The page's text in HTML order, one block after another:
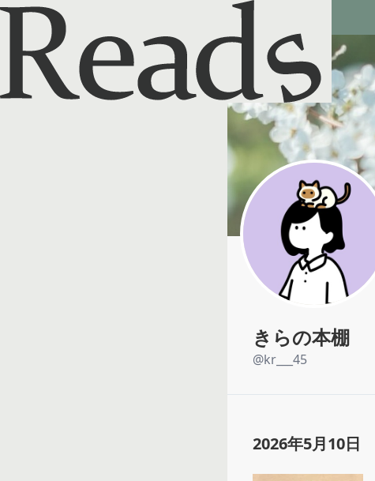
Reads - 読書のSNS＆記録アプリ
きらの本棚
@kr___45
2026年5月10日